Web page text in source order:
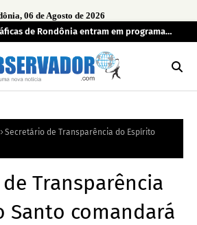
06 de Agosto de 2026
de Rondônia entram em programa
acelerar negócios
Secretário de Transparência do Espírito
Transparência
Santo comandará